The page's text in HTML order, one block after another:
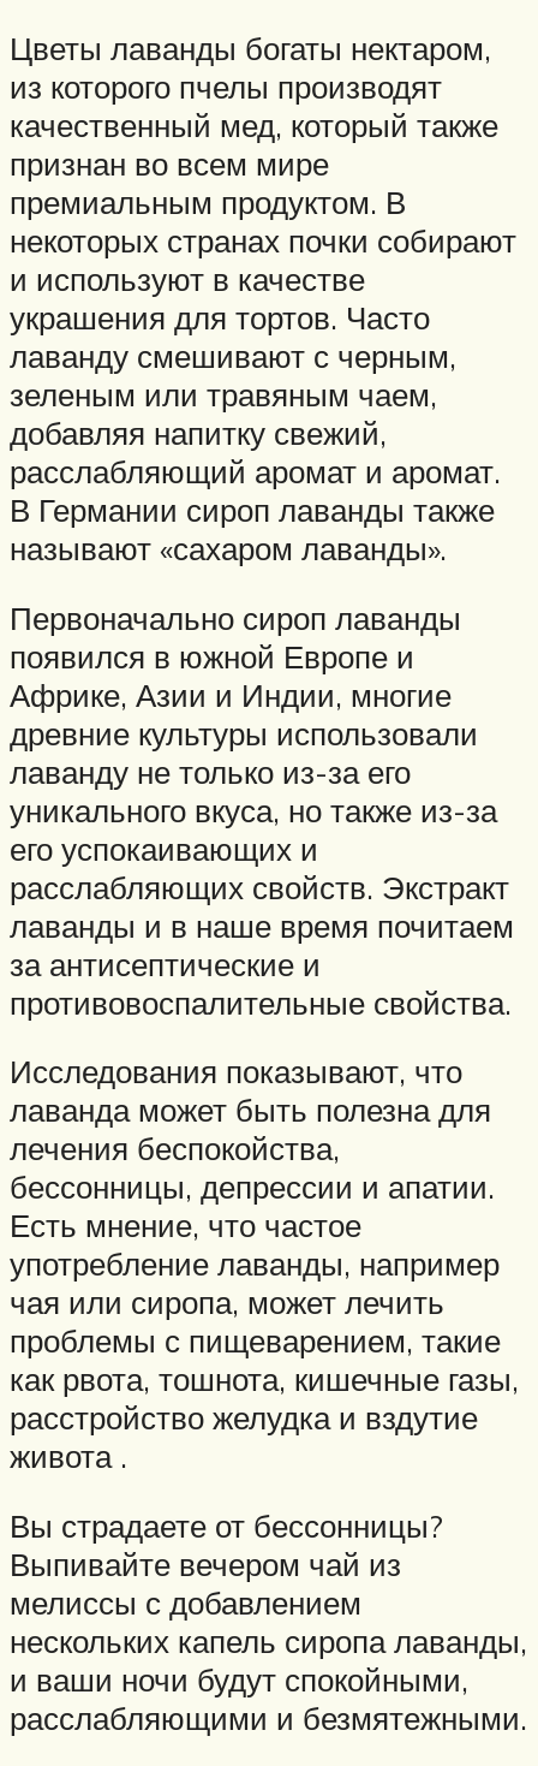
Цветы лаванды богаты нектаром,
из которого пчелы производят
качественный мед, который также
признан во всем мире
премиальным продуктом. В
некоторых странах почки собирают
и используют в качестве
украшения для тортов. Часто
лаванду смешивают с черным,
зеленым или травяным чаем,
добавляя напитку свежий,
расслабляющий аромат и аромат.
В Германии сироп лаванды также
называют «сахаром лаванды».
Первоначально сироп лаванды
появился в южной Европе и
Африке, Азии и Индии, многие
древние культуры использовали
лаванду не только из-за его
уникального вкуса, но также из-за
его успокаивающих и
расслабляющих свойств. Экстракт
лаванды и в наше время почитаем
за антисептические и
противовоспалительные свойства.
Исследования показывают, что
лаванда может быть полезна для
лечения беспокойства,
бессонницы, депрессии и апатии.
Есть мнение, что частое
употребление лаванды, например
чая или сиропа, может лечить
проблемы с пищеварением, такие
как рвота, тошнота, кишечные газы,
расстройство желудка и вздутие
живота .
Вы страдаете от бессонницы?
Выпивайте вечером чай из
мелиссы с добавлением
нескольких капель сиропа лаванды,
и ваши ночи будут спокойными,
расслабляющими и безмятежными.